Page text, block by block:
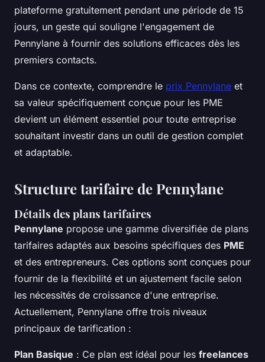
plateforme gratuitement pendant une période de 15
jours, un geste qui souligne l'engagement de
Pennylane à fournir des solutions efficaces dès les
premiers contacts.
Dans ce contexte, comprendre le prix Pennylane et
sa valeur spécifiquement conçue pour les PME
devient un élément essentiel pour toute entreprise
souhaitant investir dans un outil de gestion complet
et adaptable.
Structure tarifaire de Pennylane
Détails des plans tarifaires
Pennylane propose une gamme diversifiée de plans
tarifaires adaptés aux besoins spécifiques des PME
et des entrepreneurs. Ces options sont conçues pour
fournir de la flexibilité et un ajustement facile selon
les nécessités de croissance d'une entreprise.
Actuellement, Pennylane offre trois niveaux
principaux de tarification :
Plan Basique : Ce plan est idéal pour les freelances